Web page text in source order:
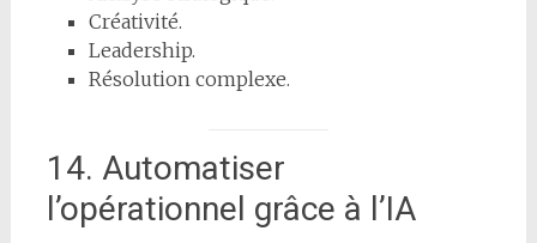
Créativité.
Leadership.
Résolution complexe.
14. Automatiser
l’opérationnel grâce à l’IA